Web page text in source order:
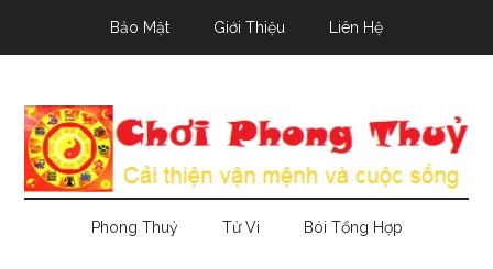
Bảo Mật Giới Thiệu Liên Hệ
Phong Thuỷ Tử Vi Bói Tổng Hợp